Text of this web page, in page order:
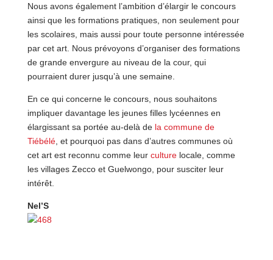
Nous avons également l’ambition d’élargir le concours
ainsi que les formations pratiques, non seulement pour
les scolaires, mais aussi pour toute personne intéressée
par cet art. Nous prévoyons d’organiser des formations
de grande envergure au niveau de la cour, qui
pourraient durer jusqu’à une semaine.
En ce qui concerne le concours, nous souhaitons
impliquer davantage les jeunes filles lycéennes en
élargissant sa portée au-delà de la commune de
Tiébélé, et pourquoi pas dans d’autres communes où
cet art est reconnu comme leur culturelocale, comme
les villages Zecco et Guelwongo, pour susciter leur
intérêt.
Nel’S